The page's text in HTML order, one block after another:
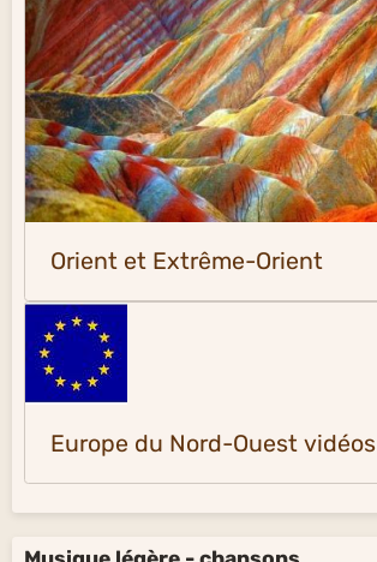
Orient et Extrême-Orient
Europe du Nord-Ouest vidéos